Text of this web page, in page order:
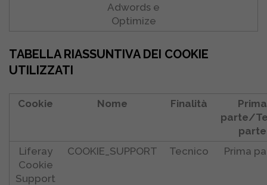
Adwords e
Optimize
TABELLA RIASSUNTIVA DEI COOKIE
UTILIZZATI
Cookie Nome Finalità
Prima
parte/
parte
Liferay
Cookie
Support
COOKIE_SUPPORT Tecnico Prima